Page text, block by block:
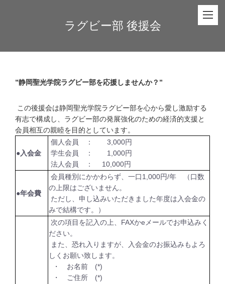
ラグビー部 後援会
”静岡聖光学院ラグビー部を応援しませんか？”
この後援会は静岡聖光学院ラグビー部を心から愛し激励する
有志で構成し、ラグビー部の発展強化のための経済的支援と
会員相互の親睦を目的としています。
●入会金
個人会員 ： 3,000円
学生会員 ： 1,000円
法人会員 ： 10,000円
●年会費
会員種別にかかわらず、一口1,000円/年 （口数
の上限はございません。
ただし、申し込みいただきました年度は入会金の
みで結構です。）
次の項目を記入の上、FAXかeメールでお申込みく
ださい。
また、恐れ入りますが、入会金のお振込みもよろ
しくお願い致します。
・ お名前 (*)
・ ご住所 (*)